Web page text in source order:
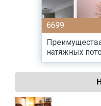
6699
натяжных